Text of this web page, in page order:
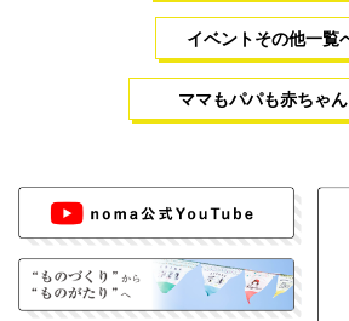
イベントその他一覧
ママもパパも赤ちゃ